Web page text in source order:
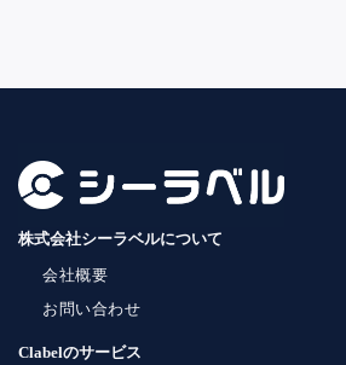
株式会社シーラベルについて
会社概要
お問い合わせ
Clabelのサービス